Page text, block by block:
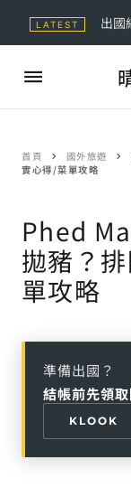
LATEST 出國
首頁 國外旅遊
實心得/菜單攻略
Phed
拋豬？
單攻略
準備出國？
結帳前先領
KLOOK